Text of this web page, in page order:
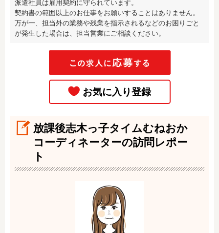
派遣社員は雇用契約に守られています。
契約書の範囲以上のお仕事をお願いすることはありません。
万が一、担当外の業務や残業を指示されるなどのお困りごと
が発生した場合は、担当営業にご相談ください。
放課後志木っ子タイムむねおか
コーディネーターの訪問レポー
ト